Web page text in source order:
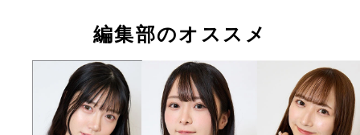
編集部のオススメ